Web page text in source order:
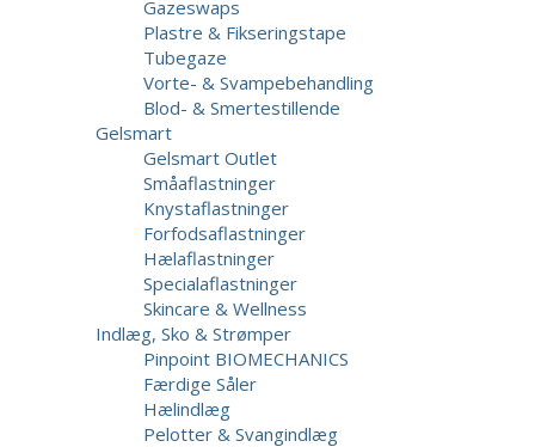
Gazeswaps
Plastre & Fikseringstape
Tubegaze
Vorte- & Svampebehandling
Blod- & Smertestillende
Gelsmart
Gelsmart Outlet
Småaflastninger
Knystaflastninger
Forfodsaflastninger
Hælaflastninger
Specialaflastninger
Skincare & Wellness
Indlæg, Sko & Strømper
Pinpoint BIOMECHANICS
Færdige Såler
Hælindlæg
Pelotter & Svangindlæg